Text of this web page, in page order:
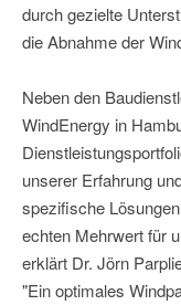
durch gezielte
die Abnahme der
Neben den
WindEnergy in
unserer Erfahrung
spezifische
echten Mehrwert für
erklärt Dr. Jörn
"Ein optimales